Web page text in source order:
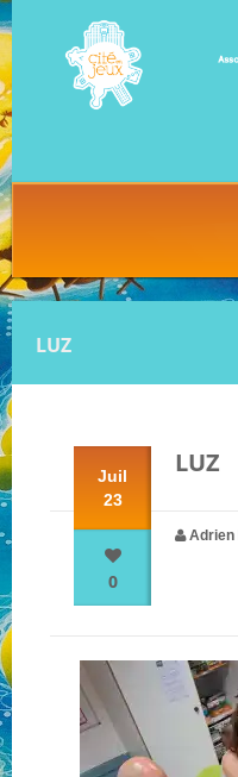
LES SÉANCES DE JEU
FESTIVAL DU JEU
NOS JEUX
NOS PARTENAIRES
QUI SOMMES-NOUS ?
NOUS CONTACTER !
LUZ
Juil
23
0
LUZ
Adrien